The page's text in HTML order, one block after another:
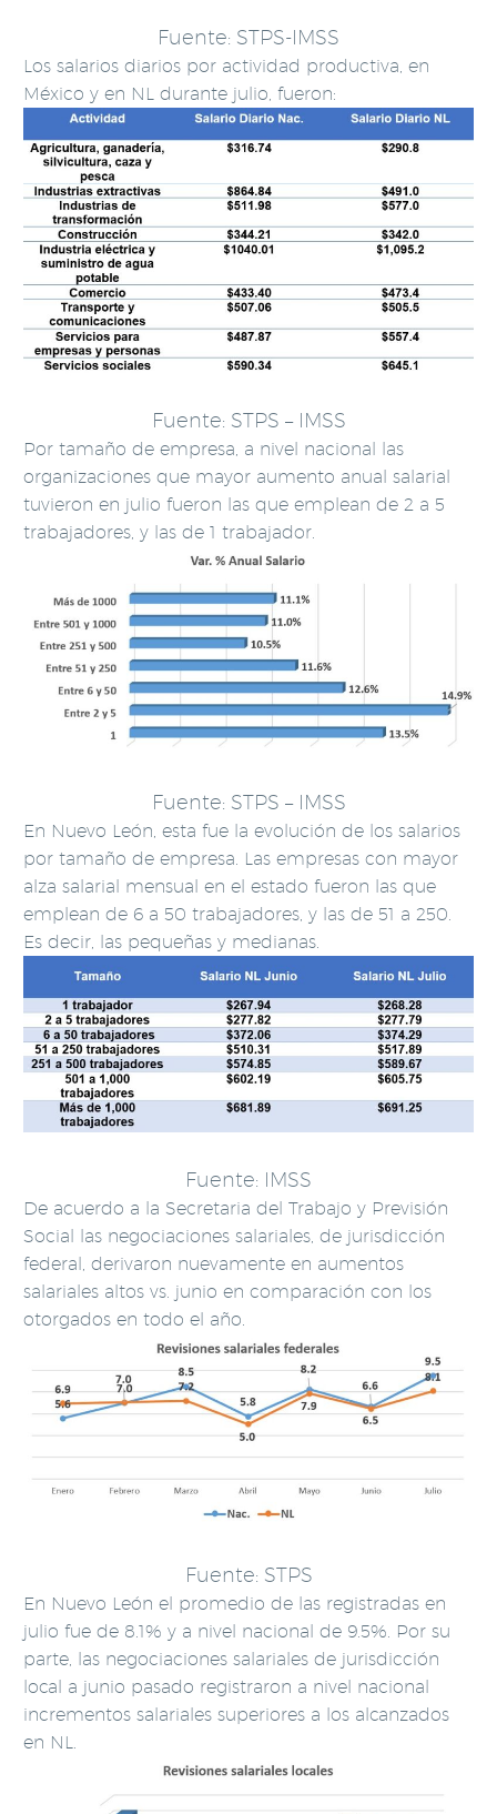
Fuente: STPS-IMSS
Los salarios diarios por actividad productiva, en
México y en NL durante julio, fueron:
Fuente: STPS – IMSS
Por tamaño de empresa, a nivel nacional las
organizaciones que mayor aumento anual salarial
tuvieron en julio fueron las que emplean de 2 a 5
trabajadores, y las de 1 trabajador.
Fuente: STPS – IMSS
En Nuevo León, esta fue la evolución de los salarios
por tamaño de empresa. Las empresas con mayor
alza salarial mensual en el estado fueron las que
emplean de 6 a 50 trabajadores, y las de 51 a 250.
Es decir, las pequeñas y medianas.
Fuente: IMSS
De acuerdo a la Secretaria del Trabajo y Previsión
Social las negociaciones salariales, de jurisdicción
federal, derivaron nuevamente en aumentos
salariales altos vs. junio en comparación con los
otorgados en todo el año.
Fuente: STPS
En Nuevo León el promedio de las registradas en
julio fue de 8.1% y a nivel nacional de 9.5%. Por su
parte, las negociaciones salariales de jurisdicción
local a junio pasado registraron a nivel nacional
incrementos salariales superiores a los alcanzados
en NL.